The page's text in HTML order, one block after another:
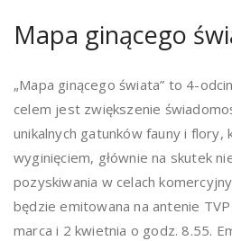
Mapa ginącego
„Mapa ginącego świata” to 4-
celem jest zwiększenie
unikalnych gatunków fauny i flory,
wyginięciem, głównie na skutek
pozyskiwania w celach
będzie emitowana na antenie
marca i 2 kwietnia o godz. 8.55.